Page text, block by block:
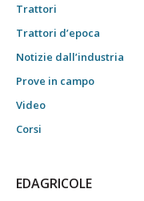
Trattori
Trattori d’epoca
Notizie dall’industria
Prove in campo
Video
Corsi
EDAGRICOLE